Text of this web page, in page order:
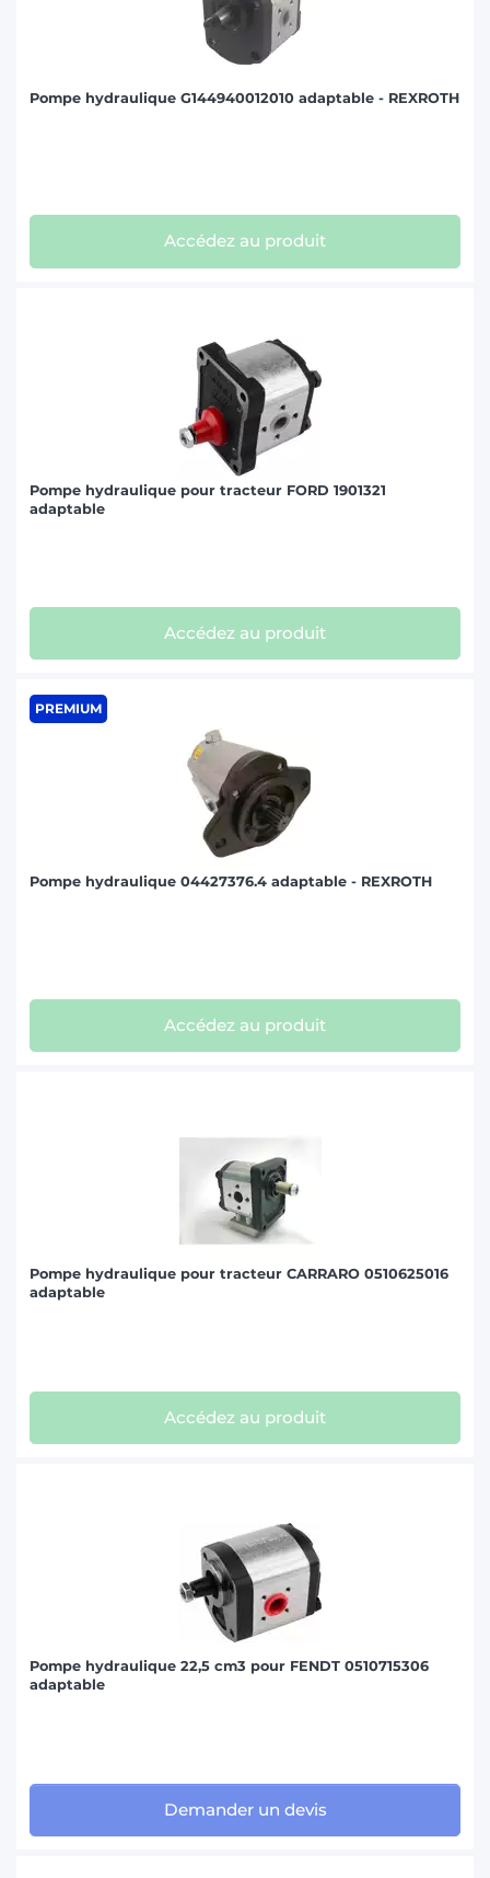
Pompe hydraulique G144940012010 adaptable - REXROTH
Accédez au produit
Pompe hydraulique pour tracteur FORD 1901321
adaptable
Accédez au produit
PREMIUM
Pompe hydraulique 04427376.4 adaptable - REXROTH
Accédez au produit
Pompe hydraulique pour tracteur CARRARO 0510625016
adaptable
Accédez au produit
Pompe hydraulique 22,5 cm3 pour FENDT 0510715306
adaptable
Demander un devis